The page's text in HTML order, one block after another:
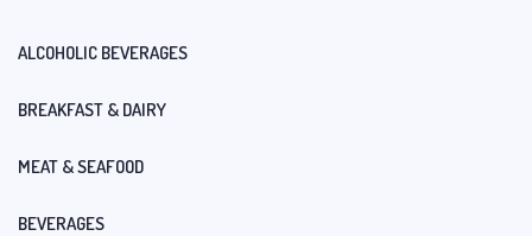
ALCOHOLIC BEVERAGES
BREAKFAST & DAIRY
MEAT & SEAFOOD
BEVERAGES